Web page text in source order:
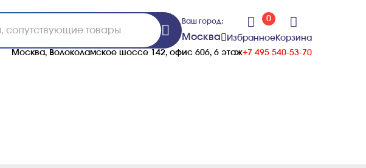
Ваш город:
Москва
0
ИзбранноеКорзина
Москва, Волоколамское шоссе 142, офис 606, 6 этаж+7 495 540-53-70